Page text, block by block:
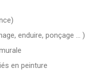
enduire, ponçage … )
en peinture